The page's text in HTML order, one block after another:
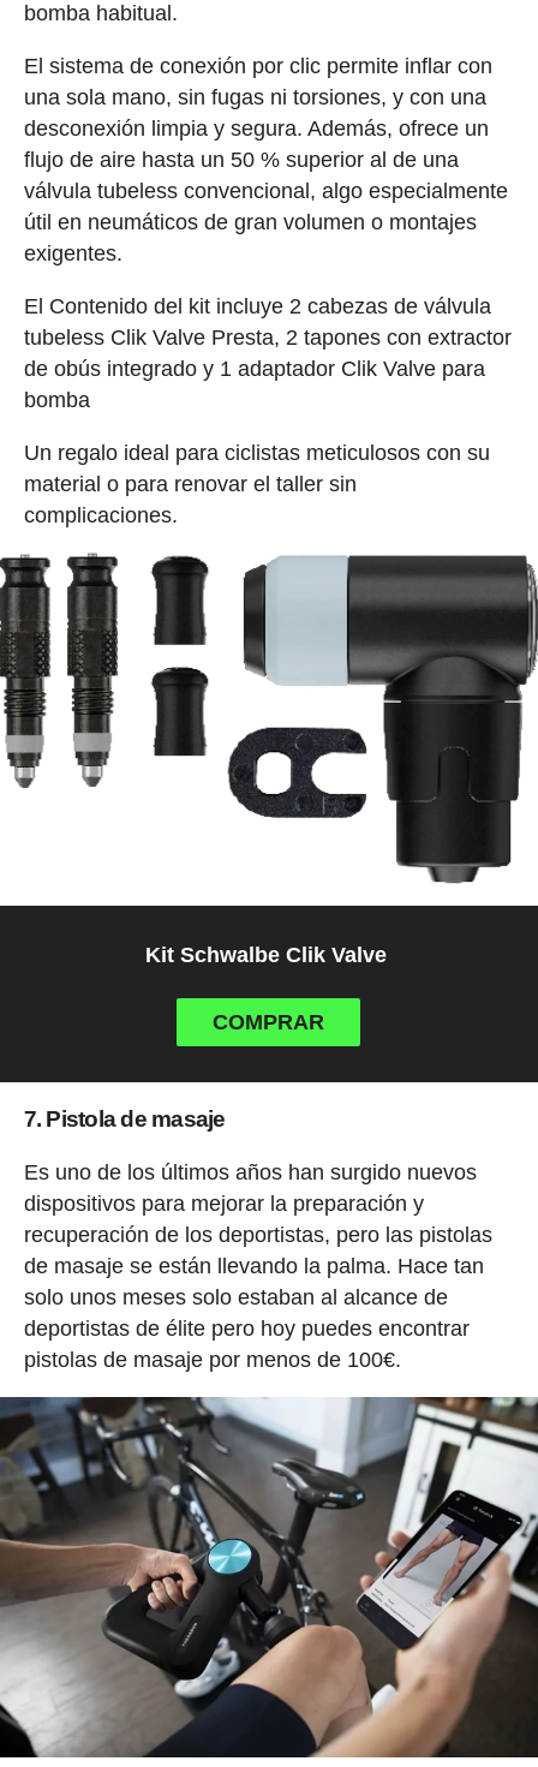
bomba habitual.
El sistema de conexión por clic permite inflar con
una sola mano, sin fugas ni torsiones, y con una
desconexión limpia y segura. Además, ofrece un
flujo de aire hasta un 50 % superior al de una
válvula tubeless convencional, algo especialmente
útil en neumáticos de gran volumen o montajes
exigentes.
El Contenido del kit incluye 2 cabezas de válvula
tubeless Clik Valve Presta, 2 tapones con extractor
de obús integrado y 1 adaptador Clik Valve para
bomba
Un regalo ideal para ciclistas meticulosos con su
material o para renovar el taller sin
complicaciones.
Kit Schwalbe Clik Valve
COMPRAR
7. Pistola de masaje
Es uno de los últimos años han surgido nuevos
dispositivos para mejorar la preparación y
recuperación de los deportistas, pero las pistolas
de masaje se están llevando la palma. Hace tan
solo unos meses solo estaban al alcance de
deportistas de élite pero hoy puedes encontrar
pistolas de masaje por menos de 100€.